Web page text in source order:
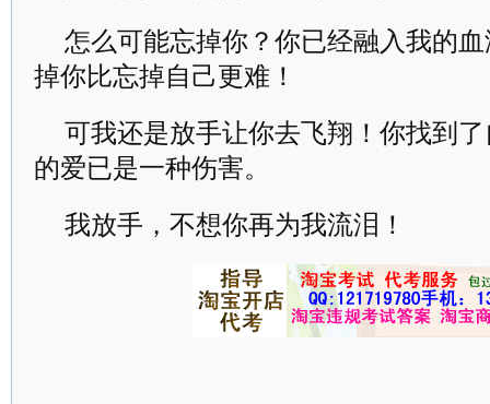
怎么可能忘掉你？你已经融入我的
掉你比忘掉自己更难！
可我还是放手让你去飞翔！你找到
的爱已是一种伤害。
我放手，不想你再为我流泪！